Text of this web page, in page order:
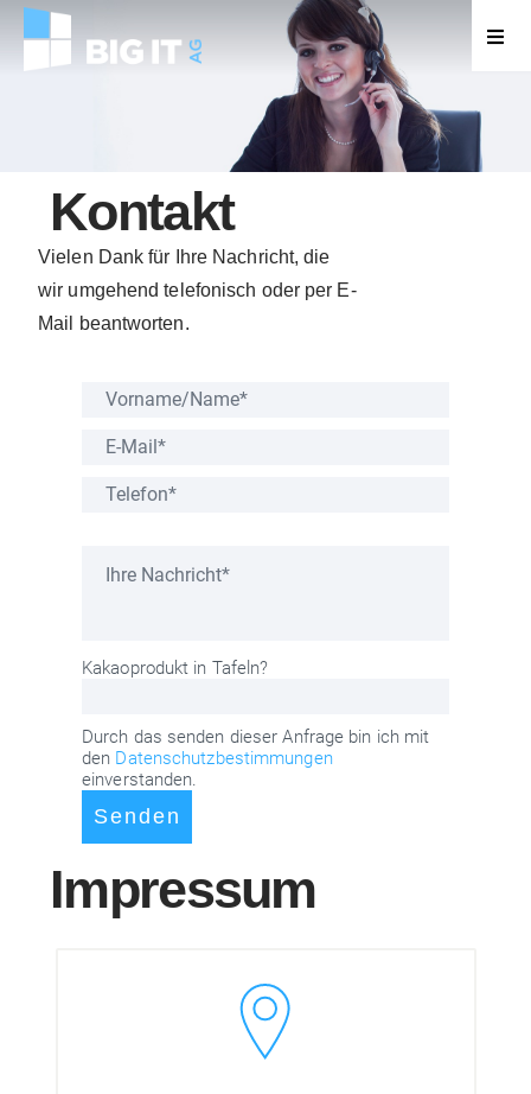
Kontakt
Vielen Dank für Ihre Nachricht, die
wir umgehend telefonisch oder per E-
Mail beantworten.
Kakaoprodukt in Tafeln?
Durch das senden dieser Anfrage bin ich mit
den Datenschutzbestimmungen
einverstanden.
Impressum